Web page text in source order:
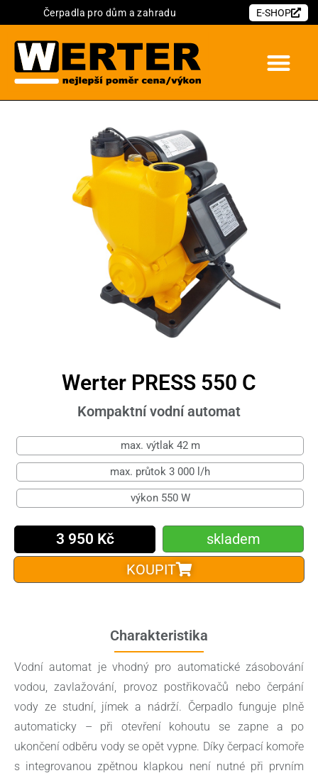
Čerpadla pro dům a zahradu E-SHOP
Werter PRESS 550 C
Kompaktní vodní automat
max. výtlak 42 m
max. průtok 3 000 l/h
výkon 550 W
3 950 Kč
skladem
KOUPIT
Charakteristika
Vodní automat je vhodný pro automatické zásobování
vodou, zavlažování, provoz postřikovačů nebo čerpání
vody ze studní, jímek a nádrží. Čerpadlo funguje plně
automaticky – při otevření kohoutu se zapne a po
ukončení odběru vody se opět vypne. Díky čerpací komoře
s integrovanou zpětnou klapkou není nutné při prvním